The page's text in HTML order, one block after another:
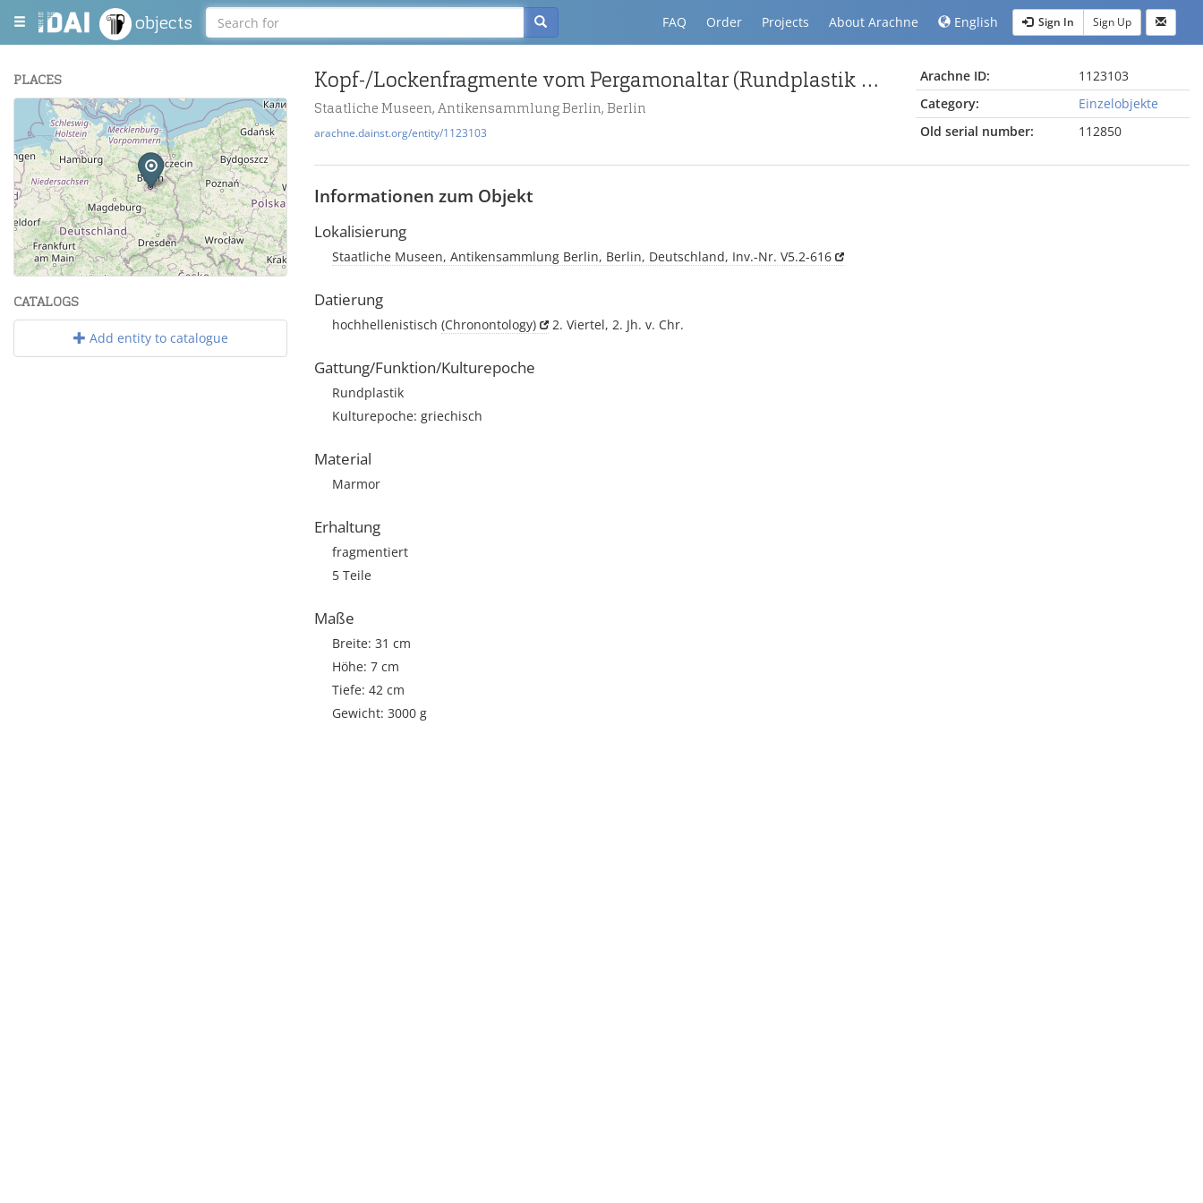
objects FAQ Order Projects About Arachne English Sign In Sign Up
PLACES
+
−
Leaflet| Maps and Data ©OpenStreetMap.
CATALOGS
Add entity to catalogue
Kopf-/Lockenfragmente vom Pergamonaltar (Rundplastik oder Relief); Berlin:Relief / Statue (?), Haare, Fragmente
Staatliche Museen, Antikensammlung Berlin, Berlin
arachne.dainst.org/entity/1123103
Arachne ID:
1123103
Category:
Einzelobjekte
Old serial number:
112850
Informationen zum Objekt
Lokalisierung
Staatliche Museen, Antikensammlung Berlin, Berlin, Deutschland, Inv.-Nr. V5.2-616
Datierung
hochhellenistisch (Chronontology) 2. Viertel, 2. Jh. v. Chr.
Gattung/Funktion/Kulturepoche
Rundplastik
Kulturepoche: griechisch
Material
Marmor
Erhaltung
fragmentiert
5 Teile
Maße
Breite: 31 cm
Höhe: 7 cm
Tiefe: 42 cm
Gewicht: 3000 g